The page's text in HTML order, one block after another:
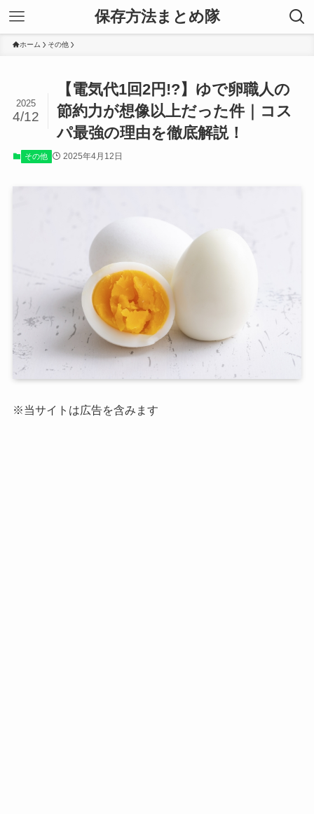
保存方法まとめ隊
ホーム その他
【電気代1回2円!?】ゆで卵職人の
節約力が想像以上だった件｜コス
パ最強の理由を徹底解説！
2025
4/12
その他 2025年4月12日
※当サイトは広告を含みます